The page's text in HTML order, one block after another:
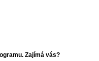
Zajímá vás?